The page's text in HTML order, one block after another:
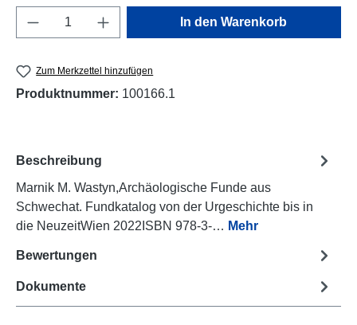
Produkt Anzahl: Gib den gewünschten
In den Warenkorb
Zum Merkzettel hinzufügen
Produktnummer: 100166.1
Beschreibung
Marnik M. Wastyn,Archäologische Funde aus
Schwechat. Fundkatalog von der Urgeschichte bis in
die NeuzeitWien 2022ISBN 978-3-… Mehr
Bewertungen
Dokumente